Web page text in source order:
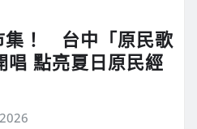
集！ 台中「原民歌
點亮夏日原民經